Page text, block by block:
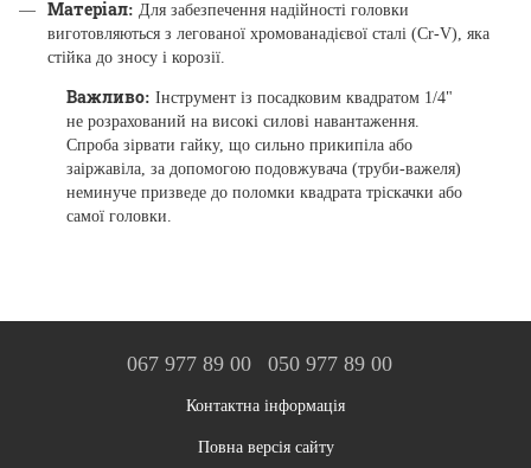
Матеріал: Для забезпечення надійності головки
виготовляються з легованої хромованадієвої сталі (Cr-V), яка
стійка до зносу і корозії.
Важливо: Інструмент із посадковим квадратом 1/4"
не розрахований на високі силові навантаження.
Спроба зірвати гайку, що сильно прикипіла або
заіржавіла, за допомогою подовжувача (труби-важеля)
неминуче призведе до поломки квадрата тріскачки або
самої головки.
067 977 89 00 050 977 89 00
Контактна інформація
Повна версія сайту